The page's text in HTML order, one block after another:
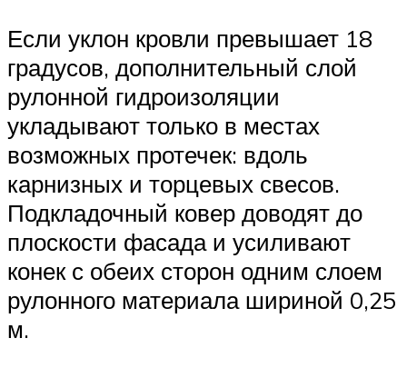
Если уклон кровли превышает 18
градусов, дополнительный слой
рулонной гидроизоляции
укладывают только в местах
возможных протечек: вдоль
карнизных и торцевых свесов.
Подкладочный ковер доводят до
плоскости фасада и усиливают
конек с обеих сторон одним слоем
рулонного материала шириной 0,25
м.